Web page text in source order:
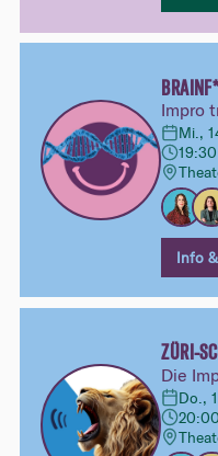
Impro
Mi.,
Info
ZÜRI-
Die
Do.,